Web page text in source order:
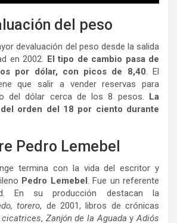
del peso
devaluación del peso desde la salida
en 2002. El tipo de cambio pasa de
por dólar, con picos de 8,40. El
que salir a vender reservas para
del dólar cerca de los 8 pesos. La
orden del 18 por ciento durante
Pedro Lemebel
termina con la vida del escritor y
Pedro Lemebel. Fue un referente
En su producción destacan la
torero, de 2001, libros de crónicas
cicatrices, Zanjón de la Aguada yAdiós